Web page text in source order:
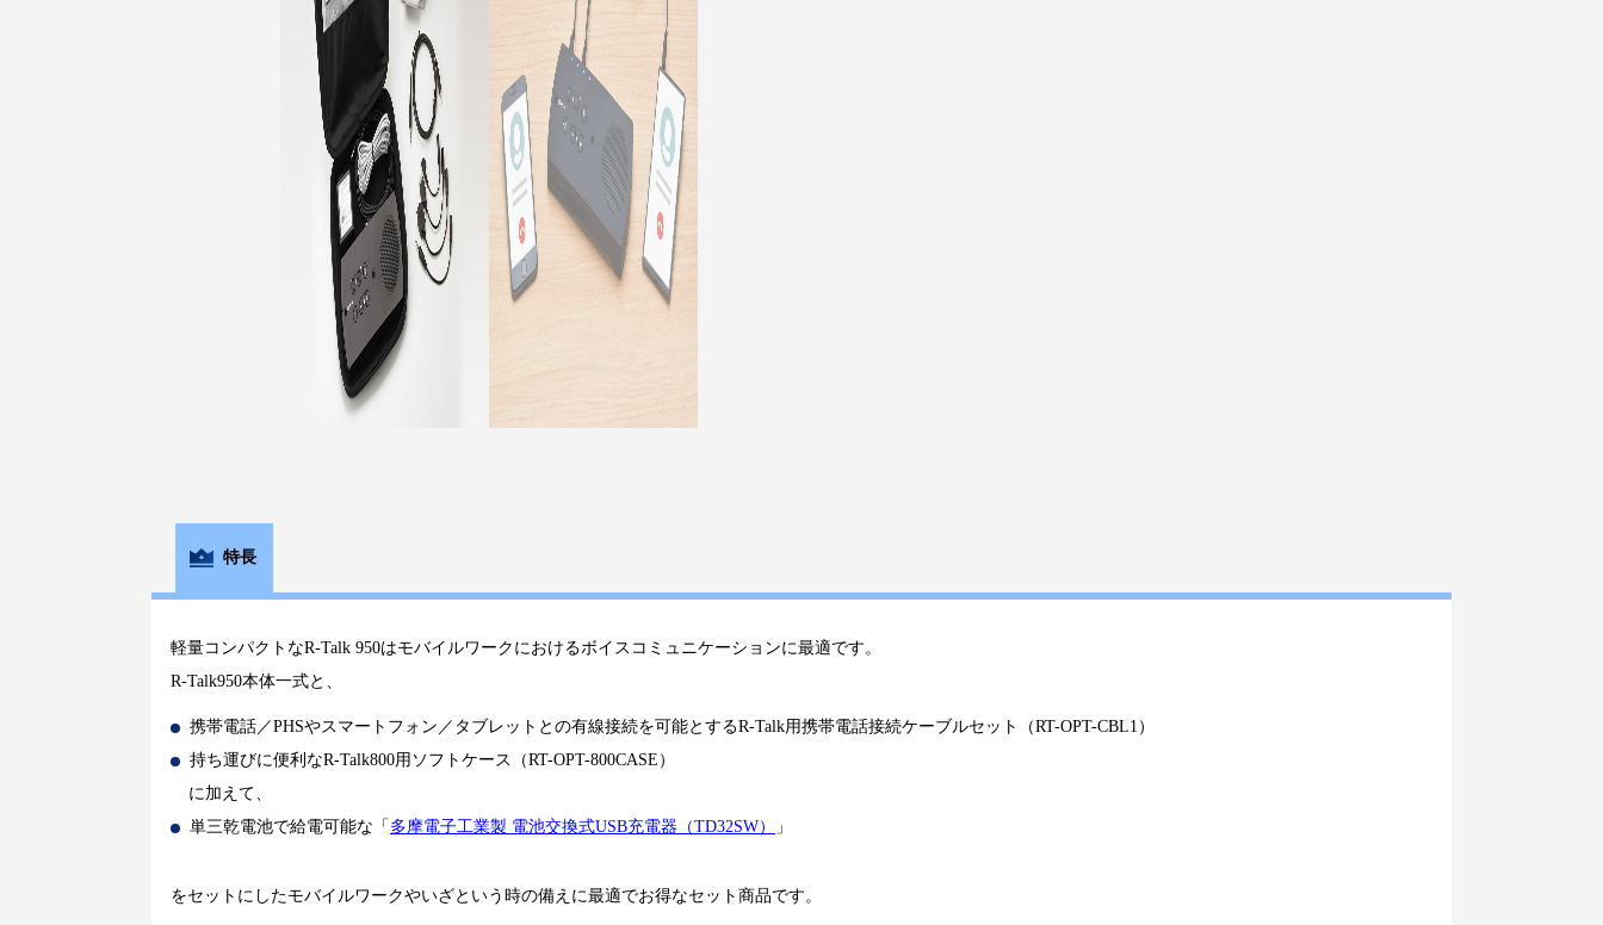
特長
軽量コンパクトなR-Talk 950はモバイルワークにおけるボイスコミュニケーションに最適です。
R-Talk950本体一式と、
携帯電話／PHSやスマートフォン／タブレットとの有線接続を可能とするR-Talk用携帯電話接続ケーブルセット（RT-OPT-CBL1）
持ち運びに便利なR-Talk800用ソフトケース（RT-OPT-800CASE）
に加えて、
単三乾電池で給電可能な「多摩電子工業製 電池交換式USB充電器（TD32SW） 」
をセットにしたモバイルワークやいざという時の備えに最適でお得なセット商品です。